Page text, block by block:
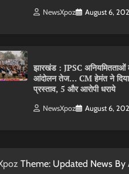
NewsXpoz August 6,
झारखंड : JPSC अनियमितताओं
आंदोलन तेज… CM हेमंत ने दिया
प्रस्ताव, 5 और आरोपी धराये
NewsXpoz August 6,
Theme: Updated News By